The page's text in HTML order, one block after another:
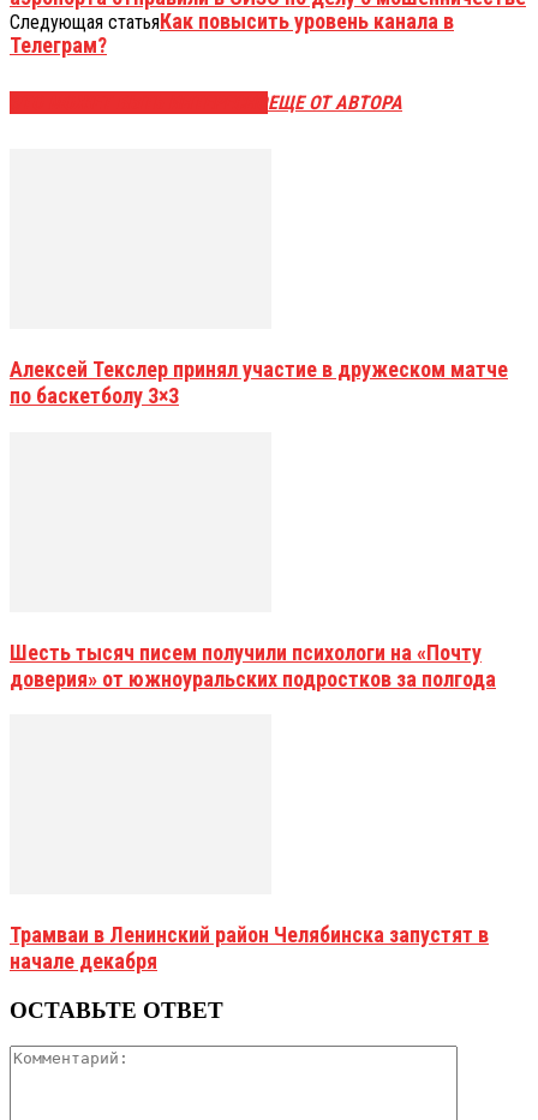
Следующая статьяКак повысить уровень канала в
Телеграм?
ЕЩЕ ОТ АВТОРА
Алексей Текслер принял участие в дружеском матче
по баскетболу 3×3
Шесть тысяч писем получили психологи на «Почту
доверия» от южноуральских подростков за полгода
Трамваи в Ленинский район Челябинска запустят в
начале декабря
ОСТАВЬТЕ ОТВЕТ